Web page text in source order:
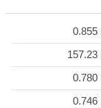
0.855
157.23
0.780
0.746